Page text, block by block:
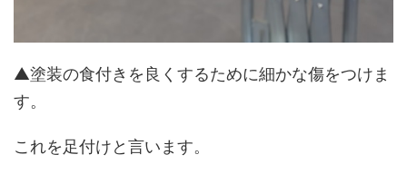
▲塗装の食付きを良くするために細かな傷をつけま
す。
これを足付けと言います。